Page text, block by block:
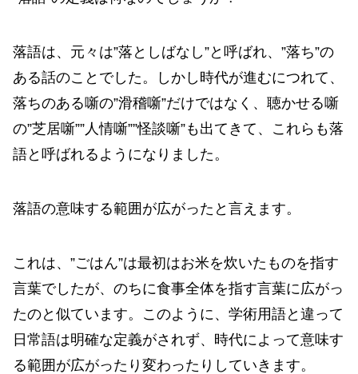
落語は、元々は”落としばなし”と呼ばれ、”落ち”の
ある話のことでした。しかし時代が進むにつれて、
落ちのある噺の”滑稽噺”だけではなく、聴かせる噺
の”芝居噺””人情噺””怪談噺”も出てきて、これらも落
語と呼ばれるようになりました。
落語の意味する範囲が広がったと言えます。
これは、”ごはん”は最初はお米を炊いたものを指す
言葉でしたが、のちに食事全体を指す言葉に広がっ
たのと似ています。このように、学術用語と違って
日常語は明確な定義がされず、時代によって意味す
る範囲が広がったり変わったりしていきます。